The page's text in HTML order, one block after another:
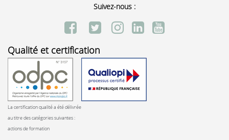
Suivez-nous :
Qualité et certification
La certification qualité a été délivrée
au titre des catégories suivantes :
actions de formation